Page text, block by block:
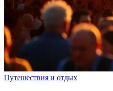
Путешествия и отдых